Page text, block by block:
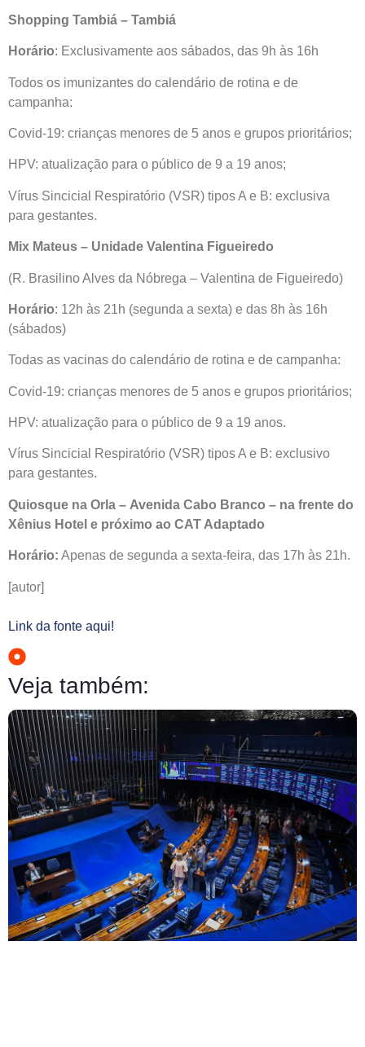
Shopping Tambiá – Tambiá
Horário: Exclusivamente aos sábados, das 9h às 16h
Todos os imunizantes do calendário de rotina e de
campanha:
Covid-19: crianças menores de 5 anos e grupos prioritários;
HPV: atualização para o público de 9 a 19 anos;
Vírus Sincicial Respiratório (VSR) tipos A e B: exclusiva
para gestantes.
Mix Mateus – Unidade Valentina Figueiredo
(R. Brasilino Alves da Nóbrega – Valentina de Figueiredo)
Horário: 12h às 21h (segunda a sexta) e das 8h às 16h
(sábados)
Todas as vacinas do calendário de rotina e de campanha:
Covid-19: crianças menores de 5 anos e grupos prioritários;
HPV: atualização para o público de 9 a 19 anos.
Vírus Sincicial Respiratório (VSR) tipos A e B: exclusivo
para gestantes.
Quiosque na Orla – Avenida Cabo Branco – na frente do
Xênius Hotel e próximo ao CAT Adaptado
Horário: Apenas de segunda a sexta-feira, das 17h às 21h.
[autor]
Link da fonte aqui!
Veja também: